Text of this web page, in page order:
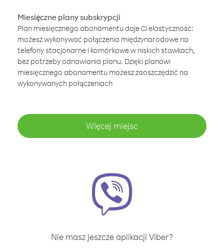
Miesięczne plany subskrypcji
Plan miesięcznego abonamentu daje Ci elastyczność:
możesz wykonywać połączenia międzynarodowe na
telefony stacjonarne i komórkowe w niskich stawkach,
bez potrzeby odnawiania planu. Dzięki planowi
miesięcznego abonamentu możesz zaoszczędzić na
wykonywanych połączeniach
Więcej miejsc
Nie masz jeszcze aplikacji Viber?